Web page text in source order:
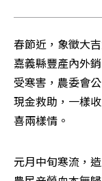
春節近，象徵大
嘉義縣豐產內外
受寒害，農委會
現金救助，一樣
喜兩樣情。
元月中旬寒流，